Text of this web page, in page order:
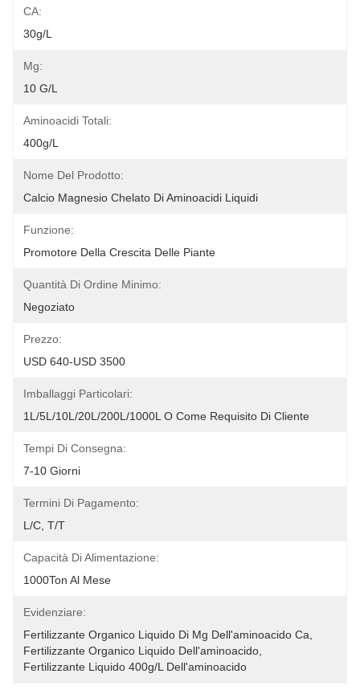
CA:
30g/l
Mg:
10 G/l
Aminoacidi Totali:
400g/l
Nome Del Prodotto:
Calcio Magnesio Chelato Di Aminoacidi Liquidi
Funzione:
Promotore Della Crescita Delle Piante
Quantità Di Ordine Minimo:
Negoziato
Prezzo:
USD 640-USD 3500
Imballaggi Particolari:
1L/5L/10L/20L/200L/1000L O Come Requisito Di Cliente
Tempi Di Consegna:
7-10 Giorni
Termini Di Pagamento:
L/C, T/T
Capacità Di Alimentazione:
1000Ton Al Mese
Evidenziare:
Fertilizzante Organico Liquido Di Mg Dell'aminoacido Ca
Fertilizzante Organico Liquido Dell'aminoacido
Fertilizzante Liquido 400g/L Dell'aminoacido